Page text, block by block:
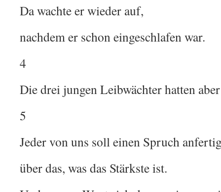
Da wachte er wieder auf,
nachdem er schon eingeschlafen war.
4
Die drei jungen Leibwächter hatten
5
Jeder von uns soll einen Spruch
über das, was das Stärkste ist.